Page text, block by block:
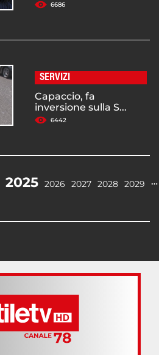
6686
SERVIZI
Capaccio, fa
inversione sulla S...
6442
2025 2026 2027 2028 2029 …